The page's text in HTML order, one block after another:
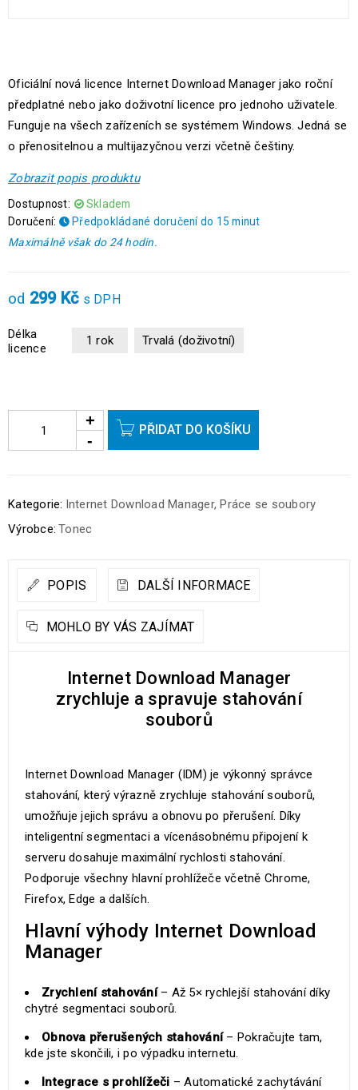
Oficiální nová licence Internet Download Manager jako roční
předplatné nebo jako doživotní licence pro jednoho uživatele.
Funguje na všech zařízeních se systémem Windows. Jedná se
o přenositelnou a multijazyčnou verzi včetně češtiny.
Zobrazit popis produktu
Dostupnost:
Skladem
Doručení:
Předpokládané doručení do 15 minut
Maximálně však do 24 hodin.
od 299 Kč s DPH
Délka
licence
1 rok Trvalá (doživotní)
PŘIDAT DO KOŠÍKU
Kategorie: Internet Download Manager,Práce se soubory
Výrobce: Tonec
POPIS DALŠÍ INFORMACE
MOHLO BY VÁS ZAJÍMAT
Internet Download Manager
zrychluje a spravuje stahování
souborů
Internet Download Manager (IDM) je výkonný správce
stahování, který výrazně zrychluje stahování souborů,
umožňuje jejich správu a obnovu po přerušení. Díky
inteligentní segmentaci a vícenásobnému připojení k
serveru dosahuje maximální rychlosti stahování.
Podporuje všechny hlavní prohlížeče včetně Chrome,
Firefox, Edge a dalších.
Hlavní výhody Internet Download
Manager
Zrychlení stahování– Až 5× rychlejší stahování díky
chytré segmentaci souborů.
Obnova přerušených stahování– Pokračujte tam,
kde jste skončili, i po výpadku internetu.
Integrace s prohlížeči – Automatické zachytávání